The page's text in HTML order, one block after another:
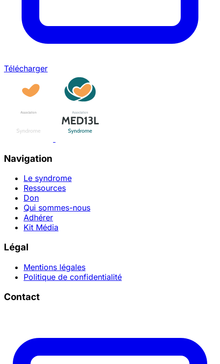
Télécharger
Navigation
Le syndrome
Ressources
Don
Qui sommes-nous
Adhérer
Kit Média
Légal
Mentions légales
Politique de confidentialité
Contact